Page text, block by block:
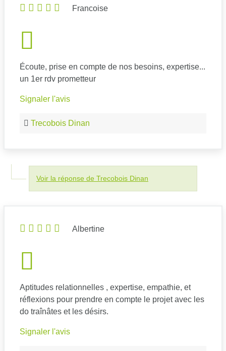
Francoise
Écoute, prise en compte de nos besoins, expertise...
un 1er rdv prometteur
Signaler l'avis
Trecobois Dinan
Voir la réponse de Trecobois Dinan
Albertine
Aptitudes relationnelles , expertise, empathie, et
réflexions pour prendre en compte le projet avec les
do traînâtes et les désirs.
Signaler l'avis